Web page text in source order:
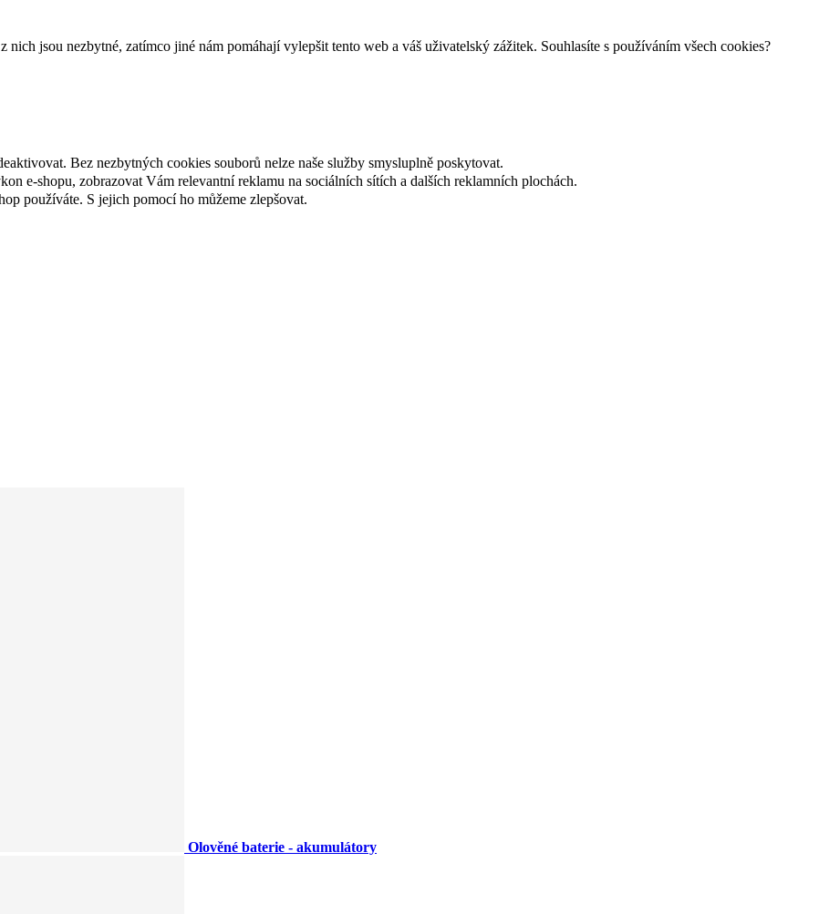
jsou nezbytné, zatímco jiné nám pomáhají vylepšit tento web a váš uživatelský zážitek. Souhlasíte s používáním všech cookies?
Bez nezbytných cookies souborů nelze naše služby smysluplně poskytovat.
e-shopu, zobrazovat Vám relevantní reklamu na sociálních sítích a dalších reklamních plochách.
používáte. S jejich pomocí ho můžeme zlepšovat.
Olověné baterie - akumulátory